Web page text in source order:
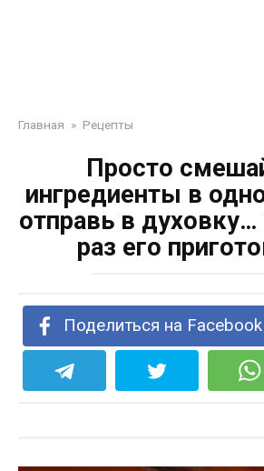
Главная » Рецепты
Просто
ингредиенты в
отправь в
раз его
Поделиться на Facebook